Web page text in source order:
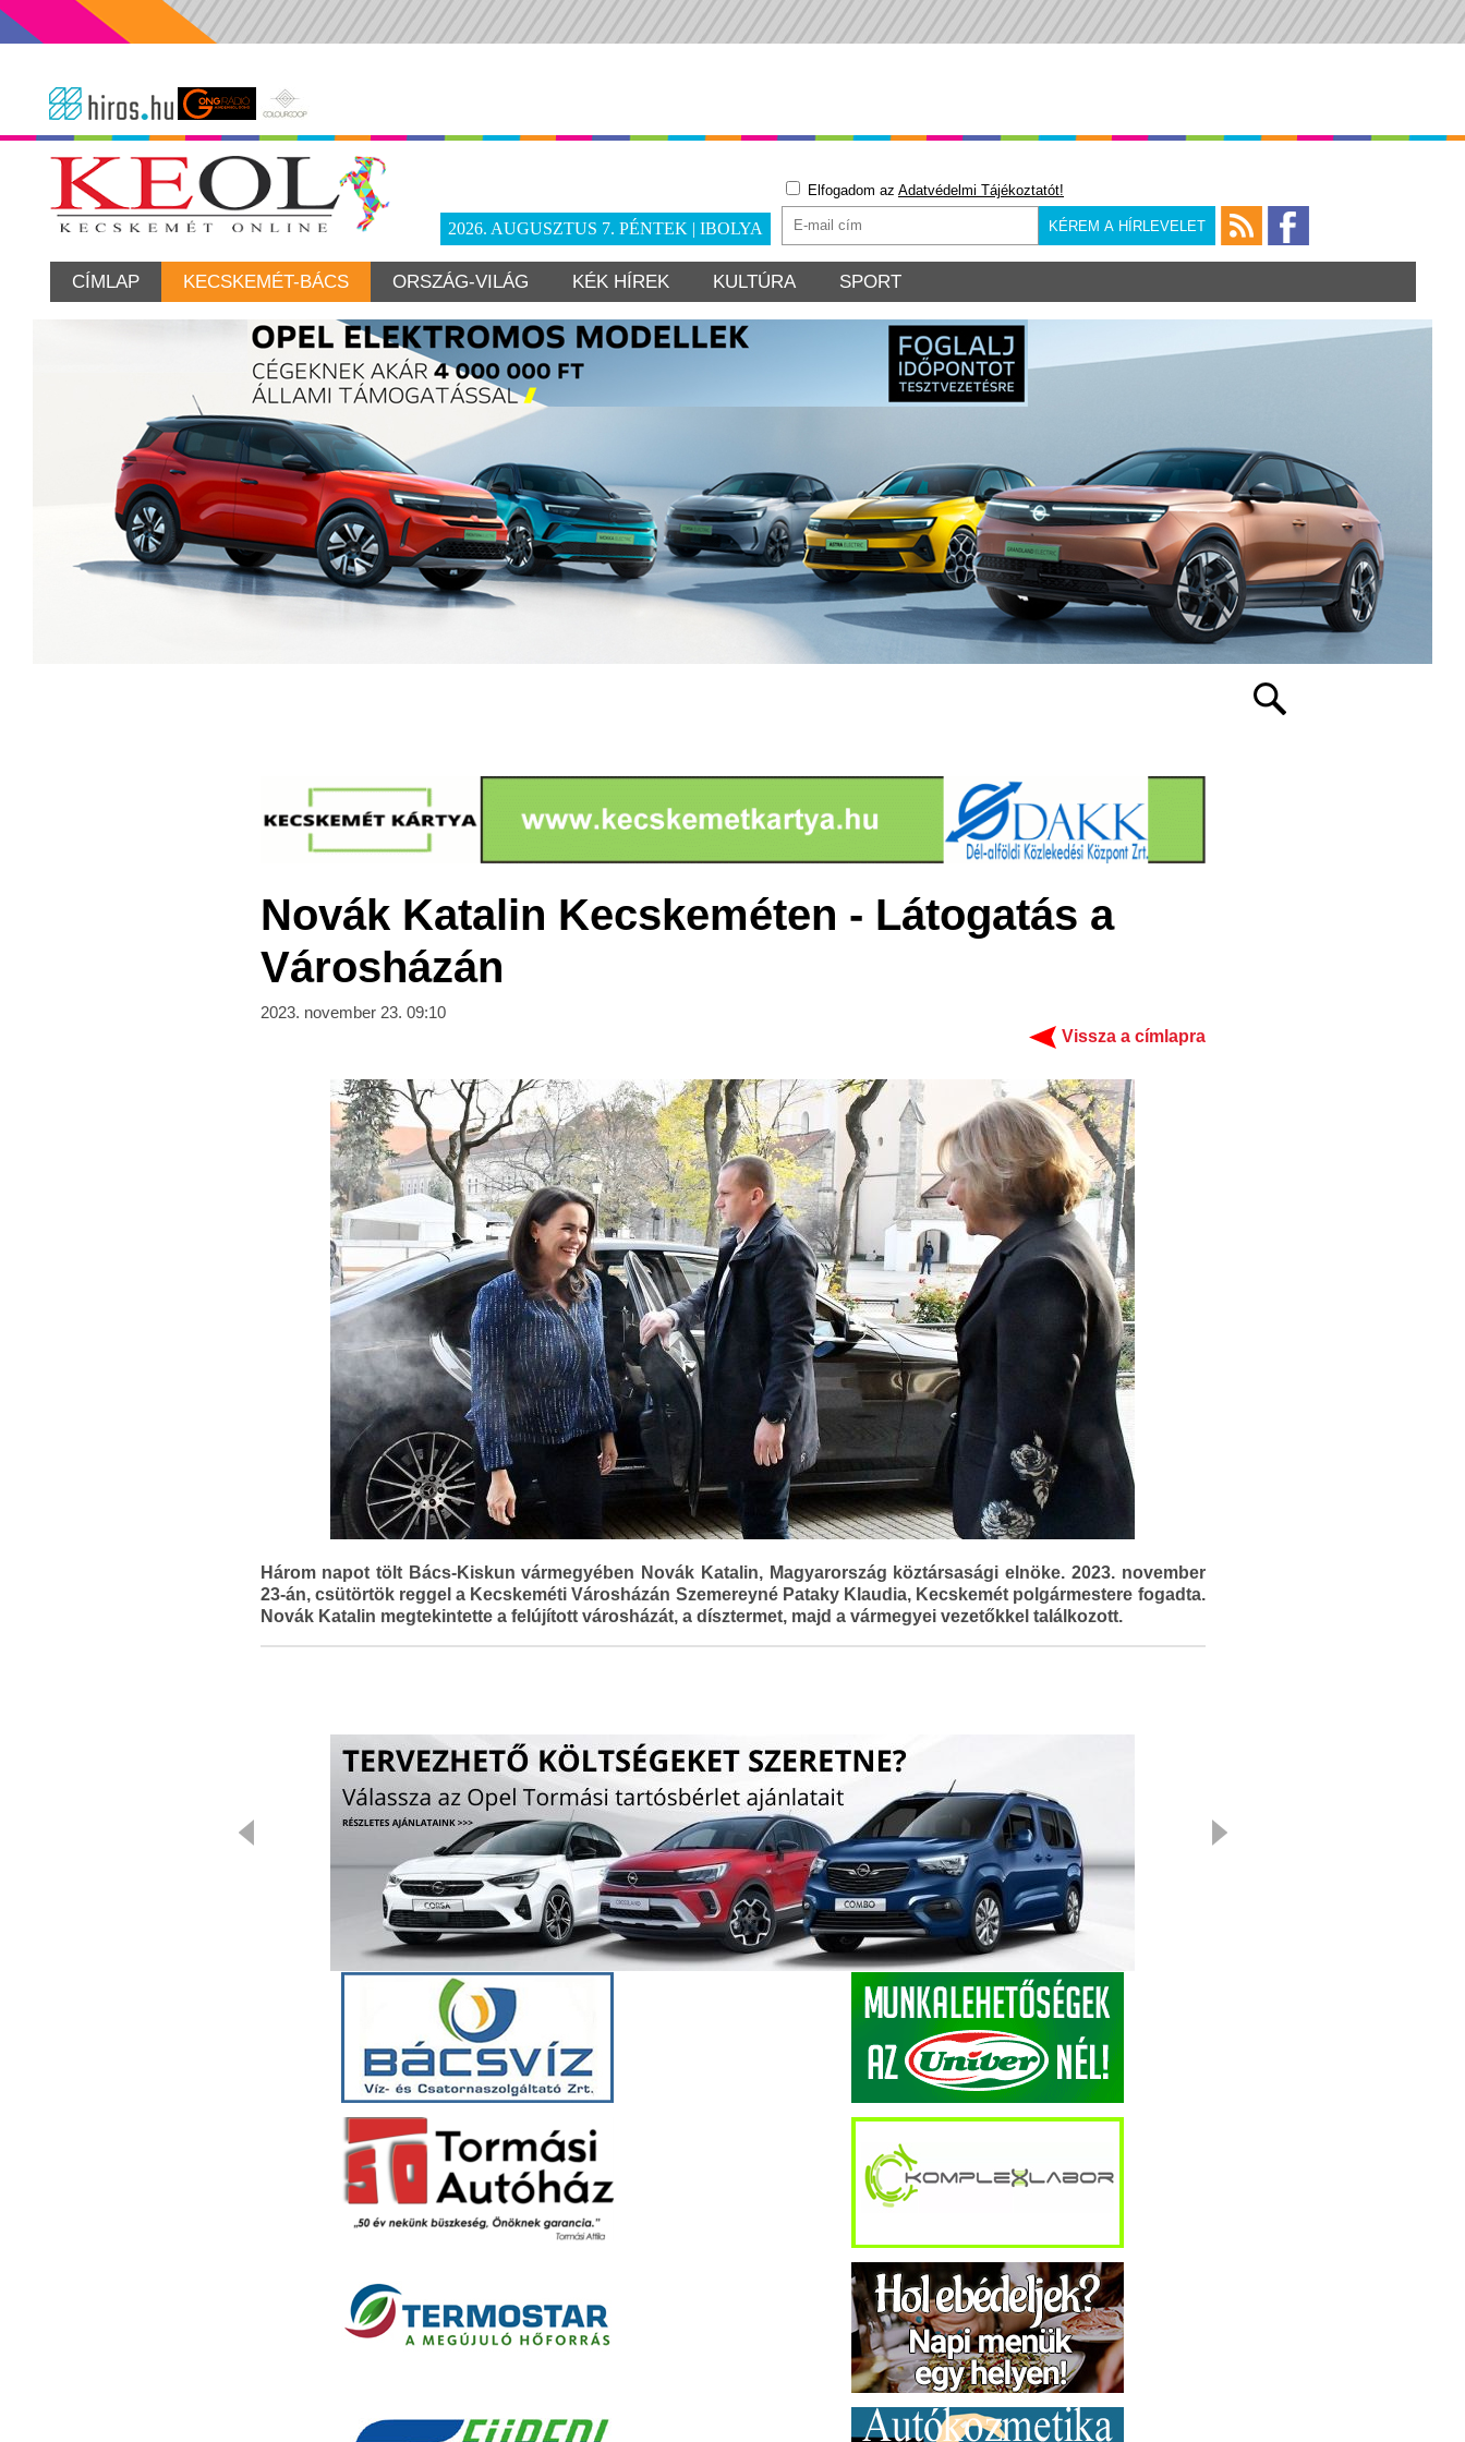
2026. AUGUSZTUS 7. PÉNTEK | IBOLYA
Elfogadom az Adatvédelmi Tájékoztatót!
CÍMLAP KECSKEMÉT-BÁCS ORSZÁG-VILÁG KÉK HÍREK KULTÚRA SPORT
Novák Katalin Kecskeméten - Látogatás a
Városházán
2023. november 23. 09:10
Vissza a címlapra
Három napot tölt Bács-Kiskun vármegyében Novák Katalin, Magyarország köztársasági elnöke. 2023. november
23-án, csütörtök reggel a Kecskeméti Városházán Szemereyné Pataky Klaudia, Kecskemét polgármestere fogadta.
Novák Katalin megtekintette a felújított városházát, a dísztermet, majd a vármegyei vezetőkkel találkozott.